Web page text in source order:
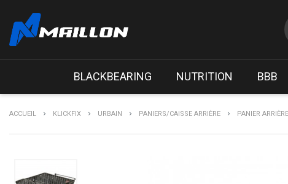
BLACKBEARING NUTRITION BBB
ACCUEIL KLICKFIX URBAIN PANIERS/CAISSE ARRIÈRE PANIER